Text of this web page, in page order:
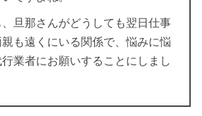
旦那さんがどうしても翌日仕事
も遠くにいる関係で、悩みに悩
業者にお願いすることにしまし